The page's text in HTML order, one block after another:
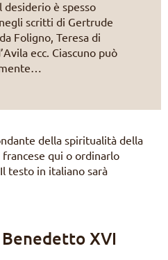
è spesso
scritti di Gertrude
Foligno, Teresa di
ecc. Ciascuno può
della spiritualità della
qui o ordinarlo
. Il testo in italiano sarà
XVI